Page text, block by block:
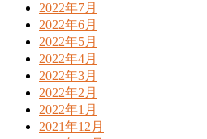
2022年7月
2022年6月
2022年5月
2022年4月
2022年3月
2022年2月
2022年1月
2021年12月